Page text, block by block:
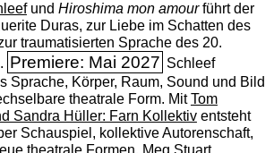
und Hiroshima mon amourführt der
Duras, zur Liebe im Schatten des
traumatisierten Sprache des 20.
Premiere: Mai 2027 Schleef
Sprache, Körper, Raum, Sound und Bild
theatrale Form. MitTom
Sandra Hüller: Farn Kollektiventsteht
Schauspiel, kollektive Autorenschaft,